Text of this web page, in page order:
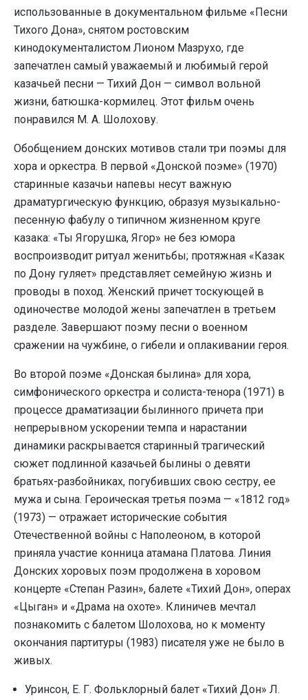
использованные в документальном фильме «Песни
Тихого Дона», снятом ростовским
кинодокументалистом Лионом Мазрухо, где
запечатлен самый уважаемый и любимый герой
казачьей песни — Тихий Дон — символ вольной
жизни, батюшка-кормилец. Этот фильм очень
понравился М. А. Шолохову.
Обобщением донских мотивов стали три поэмы для
хора и оркестра. В первой «Донской поэме» (1970)
старинные казачьи напевы несут важную
драматургическую функцию, образуя музыкально-
песенную фабулу о типичном жизненном круге
казака: «Ты Ягорушка, Ягор» не без юмора
воспроизводит ритуал женитьбы; протяжная «Казак
по Дону гуляет» представляет семейную жизнь и
проводы в поход. Женский причет тоскующей в
одиночестве молодой жены запечатлен в третьем
разделе. Завершают поэму песни о военном
сражении на чужбине, о гибели и оплакивании героя.
Во второй поэме «Донская былина» для хора,
симфонического оркестра и солиста-тенора (1971) в
процессе драматизации былинного причета при
непрерывном ускорении темпа и нарастании
динамики раскрывается старинный трагический
сюжет подлинной казачьей былины о девяти
братьях-разбойниках, погубивших свою сестру, ее
мужа и сына. Героическая третья поэма — «1812 год»
(1973) — отражает исторические события
Отечественной войны с Наполеоном, в которой
приняла участие конница атамана Платова. Линия
Донских хоровых поэм продолжена в хоровом
концерте «Степан Разин», балете «Тихий Дон», операх
«Цыган» и «Драма на охоте». Клиничев мечтал
познакомить с балетом Шолохова, но к моменту
окончания партитуры (1983) писателя уже не было в
живых.
Уринсон, Е. Г. Фольклорный балет «Тихий Дон» Л.